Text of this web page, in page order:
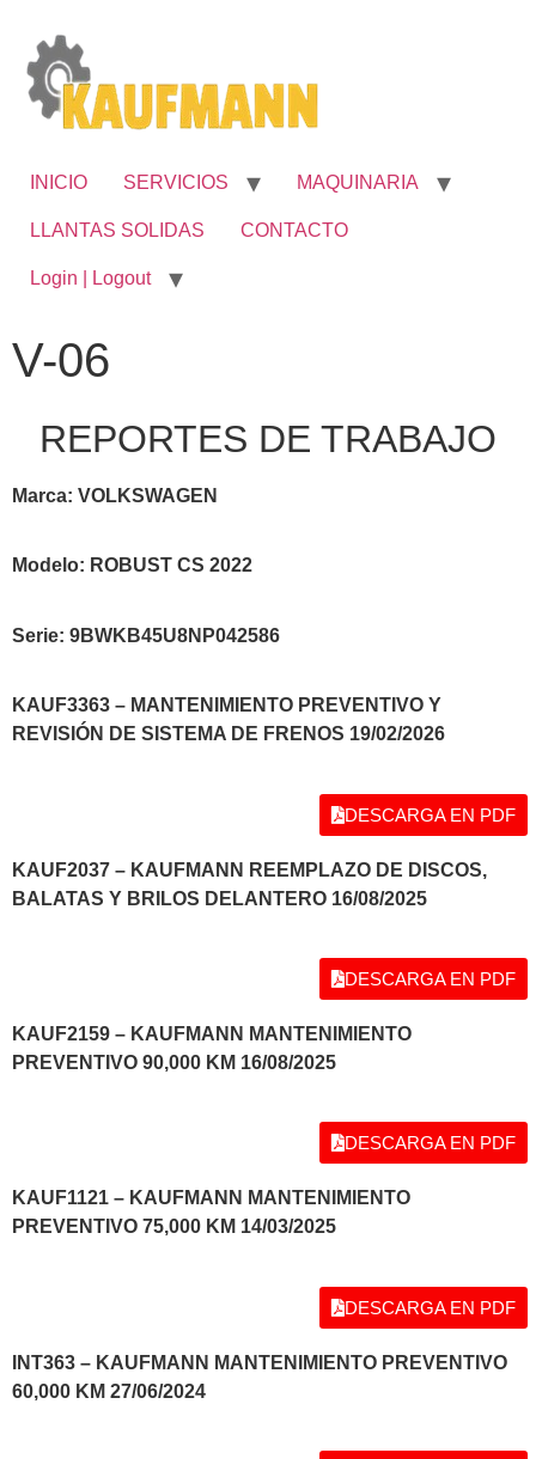
INICIO SERVICIOS MAQUINARIA
LLANTAS SOLIDAS CONTACTO
Login | Logout
V-06
REPORTES DE TRABAJO
Marca: VOLKSWAGEN
Modelo: ROBUST CS 2022
Serie: 9BWKB45U8NP042586
KAUF3363 – MANTENIMIENTO PREVENTIVO Y
REVISIÓN DE SISTEMA DE FRENOS 19/02/2026
DESCARGA EN PDF
KAUF2037 – KAUFMANN REEMPLAZO DE DISCOS,
BALATAS Y BRILOS DELANTERO 16/08/2025
DESCARGA EN PDF
KAUF2159 – KAUFMANN MANTENIMIENTO
PREVENTIVO 90,000 KM 16/08/2025
DESCARGA EN PDF
KAUF1121 – KAUFMANN MANTENIMIENTO
PREVENTIVO 75,000 KM 14/03/2025
DESCARGA EN PDF
INT363 – KAUFMANN MANTENIMIENTO PREVENTIVO
60,000 KM 27/06/2024